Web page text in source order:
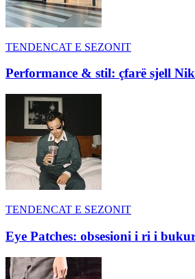
TENDENCAT E SEZONIT
Performance & stil: çfarë sjell
TENDENCAT E SEZONIT
Eye Patches: obsesioni i ri i